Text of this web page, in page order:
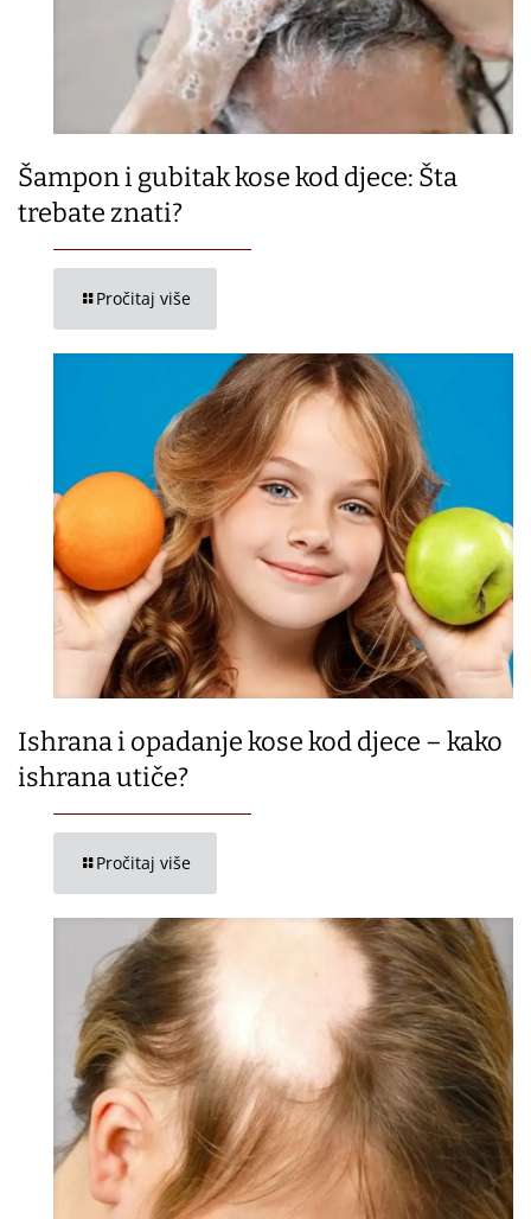
Šampon i gubitak kose kod djece: Šta
trebate znati?
Pročitaj više
Ishrana i opadanje kose kod djece – kako
ishrana utiče?
Pročitaj više